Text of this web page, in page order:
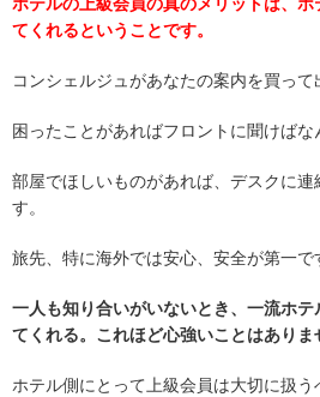
てくれるということです。
コンシェルジュがあなたの案内を買って
困ったことがあればフロントに聞けばな
部屋でほしいものがあれば、デスクに連
す。
旅先、特に海外では安心、安全が第一で
一人も知り合いがいないとき、一流ホ
てくれる。これほど心強いことはありま
ホテル側にとって上級会員は大切に扱